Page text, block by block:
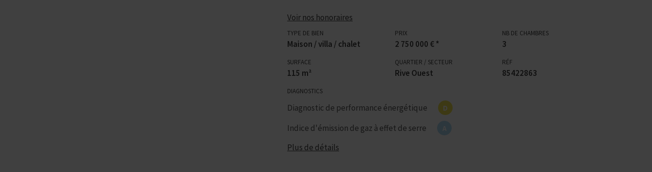
Voir nos honoraires
TYPE DE BIEN
Maison / villa / chalet
PRIX
2 750 000 € *
NB DE CHAMBRES
3
SURFACE
115 m²
QUARTIER / SECTEUR
Rive Ouest
RÉF
85422863
DIAGNOSTICS
Diagnostic de performance énergétique D
Indice d'émission de gaz à effet de serre
Plus de détails